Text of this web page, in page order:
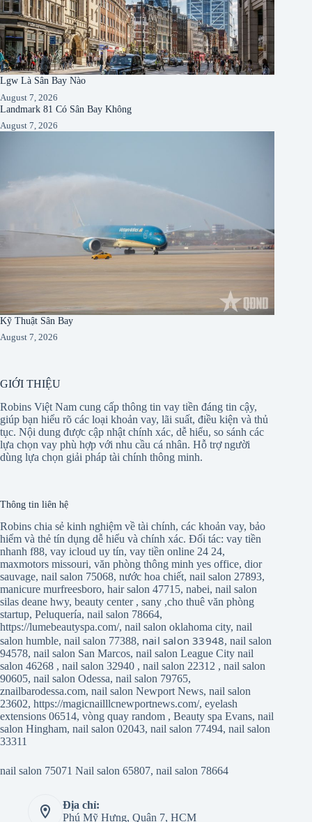
Lgw Là Sân Bay Nào
August 7, 2026
Landmark 81 Có Sân Bay Không
August 7, 2026
Kỹ Thuật Sân Bay
August 7, 2026
GIỚI THIỆU
Robins Việt Nam cung cấp thông tin vay tiền đáng tin cậy,
giúp bạn hiểu rõ các loại khoản vay, lãi suất, điều kiện và thủ
tục. Nội dung được cập nhật chính xác, dễ hiểu, so sánh các
lựa chọn vay phù hợp với nhu cầu cá nhân. Hỗ trợ người
dùng lựa chọn giải pháp tài chính thông minh.
Thông tin liên hệ
Robins chia sẻ kinh nghiệm về tài chính, các khoản vay, bảo
hiểm và thẻ tín dụng dễ hiểu và chính xác. Đối tác: vay tiền
nhanh f88, vay icloud uy tín, vay tiền online 24 24,
maxmotors missouri, văn phòng thông minh yes office, dior
sauvage, nail salon 75068, nước hoa chiết, nail salon 27893,
manicure murfreesboro, hair salon 47715, nabei, nail salon
silas deane hwy, beauty center, sany ,cho thuê văn phòng
startup, Peluquería, nail salon 78664,
https://lumebeautyspa.com/, nail salon oklahoma city, nail
salon humble, nail salon 77388, nail salon 33948,nail salon
94578, nail salon San Marcos, nail salon League City nail
salon 46268 , nail salon 32940 , nail salon 22312 , nail salon
90605, nail salon Odessa, nail salon 79765,
znailbarodessa.com, nail salon Newport News, nail salon
23602, https://magicnailllcnewportnews.com/, eyelash
extensions 06514, vòng quay random , Beauty spa Evans, nail
salon Hingham, nail salon 02043, nail salon 77494, nail salon
33311
nail salon 75071 Nail salon 65807, nail salon 78664
Địa chỉ:
Phú Mỹ Hưng, Quận 7, HCM